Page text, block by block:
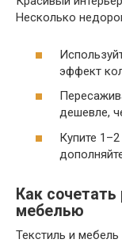
Несколько
эффект
дешевле,
Купите
Как
мебелью
Текстиль и